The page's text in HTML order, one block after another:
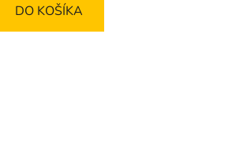
DO KOŠÍKA